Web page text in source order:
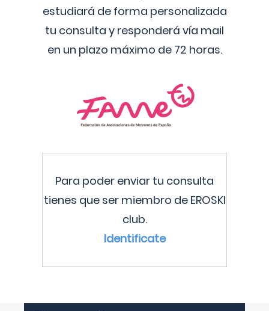
estudiará de forma personalizada
tu consulta y responderá vía mail
en un plazo máximo de 72 horas.
Para poder enviar tu consulta
tienes que ser miembro de EROSKI
club.
Identificate